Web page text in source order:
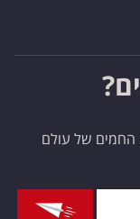
החמים של עולם